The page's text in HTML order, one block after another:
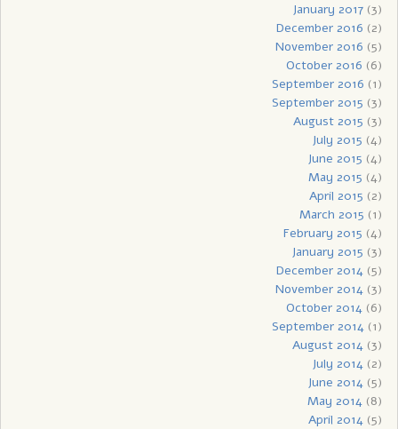
January 2017(3)
December 2016 (2)
November 2016 (5)
October 2016 (6)
September 2016 (1)
September 2015 (3)
August 2015 (3)
July 2015 (4)
June 2015 (4)
May 2015 (4)
April 2015 (2)
March 2015 (1)
February 2015 (4)
January 2015 (3)
December 2014(5)
November 2014(3)
October 2014(6)
September 2014(1)
August 2014(3)
July 2014(2)
June 2014(5)
May 2014(8)
April 2014(5)